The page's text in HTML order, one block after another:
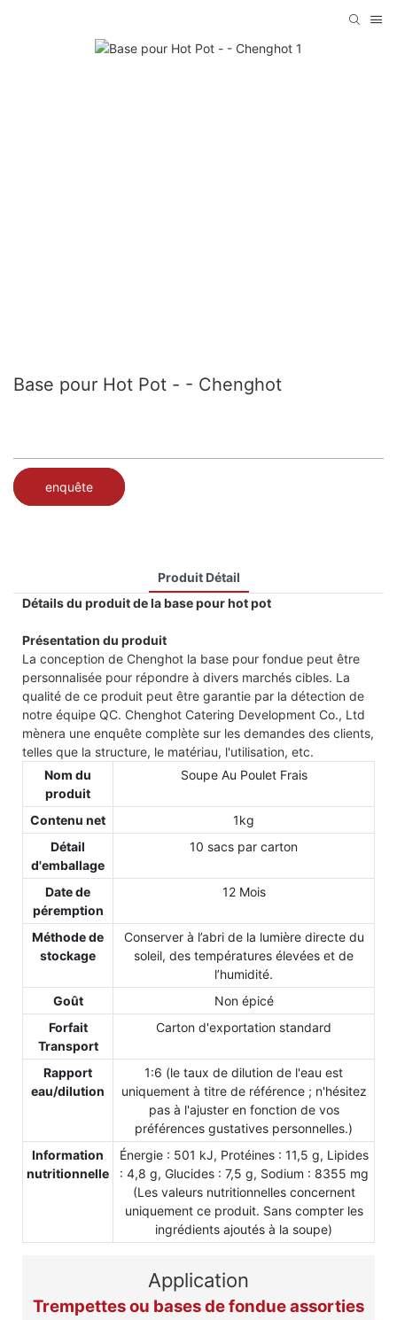
Base pour Hot Pot - - Chenghot
enquête
Produit Détail
Détails du produit de la base pour hot pot
Présentation du produit
La conception de Chenghot la base pour fondue peut être
personnalisée pour répondre à divers marchés cibles. La
qualité de ce produit peut être garantie par la détection de
notre équipe QC. Chenghot Catering Development Co., Ltd
mènera une enquête complète sur les demandes des clients,
telles que la structure, le matériau, l'utilisation, etc.
Nom du
produit
Soupe Au Poulet Frais
Contenu net
1kg
Détail
d'emballage
10 sacs par carton
Date de
péremption
12 Mois
Méthode de
stockage
Conserver à l’abri de la lumière directe du
soleil, des températures élevées et de
l’humidité.
Goût
Non épicé
Forfait
Transport
Carton d'exportation standard
Rapport
eau/dilution
1:6 (le taux de dilution de l'eau est
uniquement à titre de référence ; n'hésitez
pas à l'ajuster en fonction de vos
préférences gustatives personnelles.)
Information
nutritionnelle
Énergie : 501 kJ, Protéines : 11,5 g, Lipides
: 4,8 g, Glucides : 7,5 g, Sodium : 8355 mg
(Les valeurs nutritionnelles concernent
uniquement ce produit. Sans compter les
ingrédients ajoutés à la soupe)
Application
Trempettes ou bases de fondue assorties